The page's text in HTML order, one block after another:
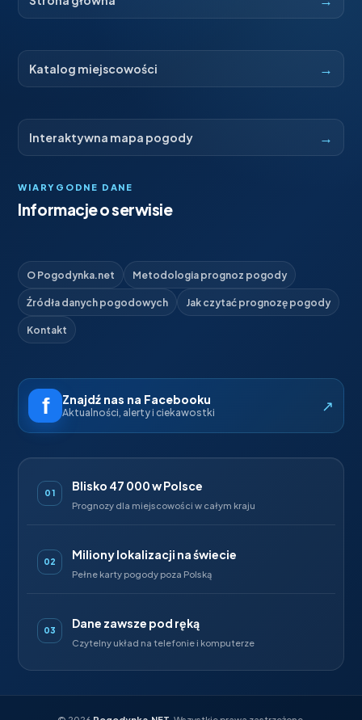
Katalog miejscowości →
Interaktywna mapa pogody →
WIARYGODNE DANE
Informacje o serwisie
O Pogodynka.net Metodologia prognoz pogody
Źródła danych pogodowych Jak czytać prognozę pogody
Kontakt
Znajdź nas na Facebooku
Aktualności, alerty i ciekawostki ↗
01 Blisko 47 000 w Polsce
Prognozy dla miejscowości w całym kraju
02 Miliony lokalizacji na świecie
Pełne karty pogody poza Polską
03 Dane zawsze pod ręką
Czytelny układ na telefonie i komputerze